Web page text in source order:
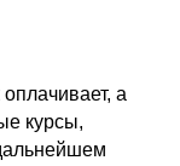
а
курсы,